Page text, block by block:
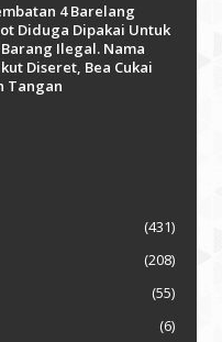
4 Barelang
Diduga Dipakai Untuk
Ilegal. Nama
Diseret, Bea Cukai
Tangan
(431)
(208)
(55)
(6)